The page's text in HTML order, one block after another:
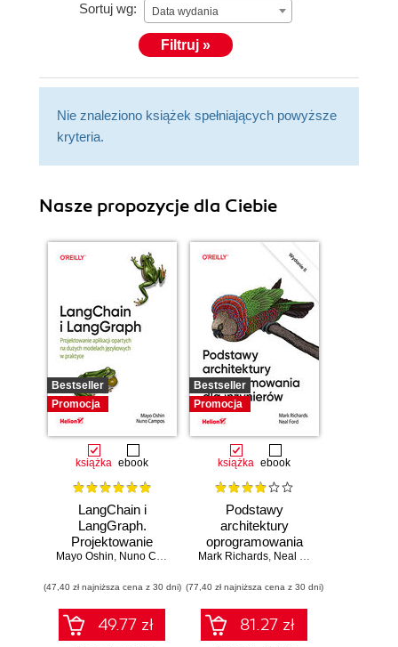
Sortuj wg: Data wydania
Filtruj »
Nie znaleziono książek spełniających powyższe
kryteria.
Nasze propozycje dla Ciebie
Bestseller
Promocja
książka ebook
LangChain i
LangGraph.
Projektowanie
aplikacji opartych
modelach
językowych w
praktyce
Mayo Oshin, Nuno Campos
(47,40 zł najniższa cena z 30 dni)
49.77 zł
Bestseller
Promocja
książka ebook
Podstawy
architektury
oprogramowania
dla inżynierów.
Mark Richards, Neal Ford
(77,40 zł najniższa cena z 30 dni)
81.27 zł